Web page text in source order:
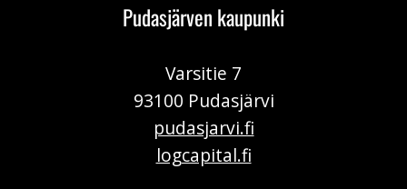
Pudasjärven kaupunki
Varsitie 7
93100 Pudasjärvi
pudasjarvi.fi
logcapital.fi